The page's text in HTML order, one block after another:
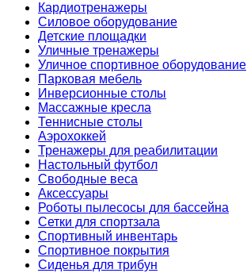
Кардиотренажеры
Силовое оборудование
Детские площадки
Уличные тренажеры
Уличное спортивное оборудование
Парковая мебель
Инверсионные столы
Массажные кресла
Теннисные столы
Аэрохоккей
Тренажеры для реабилитации
Настольный футбол
Свободные веса
Аксессуары
Роботы пылесосы для бассейна
Сетки для спортзала
Спортивный инвентарь
Спортивное покрытия
Сиденья для трибун